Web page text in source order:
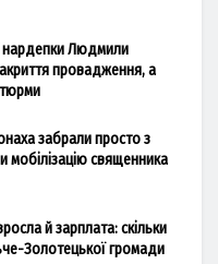
нардепки Людмили
провадження, а
забрали просто з
мобілізацію священника
й зарплата: скільки
Золотецької громади